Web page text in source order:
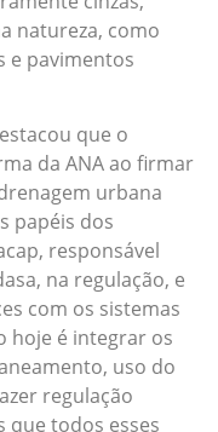
natureza, como
e pavimentos
que o
da ANA ao firmar
urbana
papéis dos
responsável
na regulação, e
com os sistemas
hoje é integrar os
uso do
regulação
que todos esses